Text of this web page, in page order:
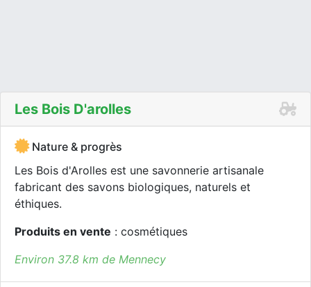
Les Bois D'arolles
Nature & progrès
Les Bois d'Arolles est une savonnerie artisanale
fabricant des savons biologiques, naturels et
éthiques.
Produits en vente : cosmétiques
Environ 37.8 km de Mennecy